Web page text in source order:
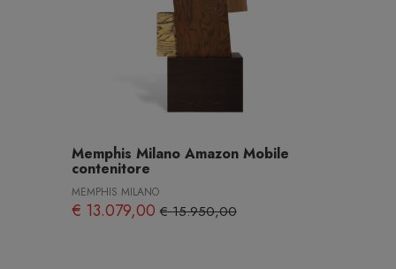
Memphis Milano Amazon Mobile
contenitore
MEMPHIS MILANO
€ 13.079,00€ 15.950,00